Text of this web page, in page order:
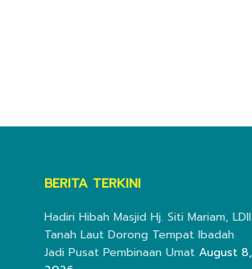
BERITA TERKINI
Hadiri Hibah Masjid Hj. Siti Mariam, LDII
Tanah Laut Dorong Tempat Ibadah
Jadi Pusat Pembinaan Umat August 8,